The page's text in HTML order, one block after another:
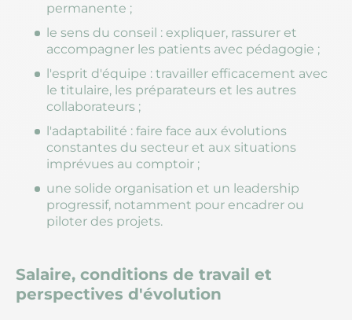
permanente ;
le sens du conseil : expliquer, rassurer et
accompagner les patients avec pédagogie ;
l'esprit d'équipe : travailler efficacement avec
le titulaire, les préparateurs et les autres
collaborateurs ;
l'adaptabilité : faire face aux évolutions
constantes du secteur et aux situations
imprévues au comptoir ;
une solide organisation et un leadership
progressif, notamment pour encadrer ou
piloter des projets.
Salaire, conditions de travail et
perspectives d'évolution